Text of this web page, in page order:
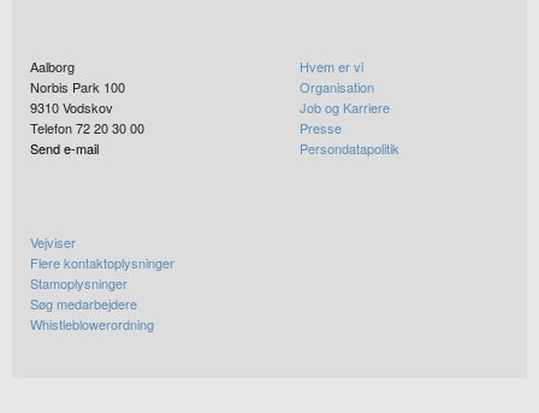
Aalborg
Norbis Park 100
9310Vodskov
Telefon 72 20 30 00
Send e-mail
Hvem er vi
Organisation
Job og Karriere
Presse
Persondatapolitik
Vejviser
Flere kontaktoplysninger
Stamoplysninger
Søg medarbejdere
Whistleblowerordning